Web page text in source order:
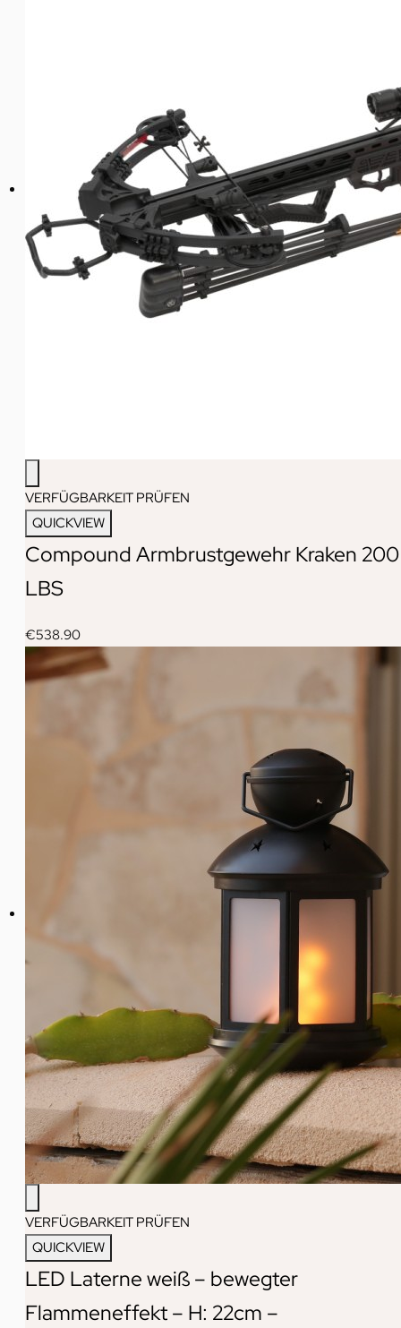
VERFÜGBARKEIT PRÜFEN
QUICKVIEW
Compound Armbrustgewehr Kraken 200
LBS
€538.90
VERFÜGBARKEIT PRÜFEN
QUICKVIEW
LED Laterne weiß – bewegter
Flammeneffekt – H: 22cm –